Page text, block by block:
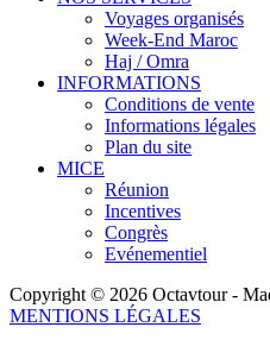
Voyages organisés
Week-End Maroc
Haj / Omra
INFORMATIONS
Conditions de vente
Informations légales
Plan du site
MICE
Réunion
Incentives
Congrès
Evénementiel
Copyright © 2026 Octavtour -
MENTIONS LÉGALES